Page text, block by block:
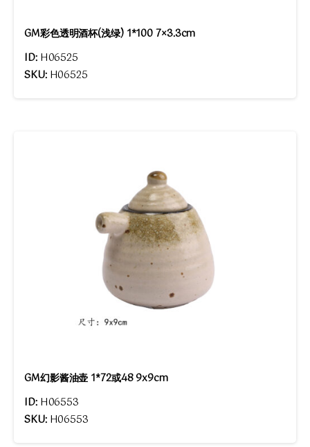
GM彩色透明酒杯(浅绿) 1*100 7×3.3cm
ID: H06525
SKU: H06525
GM幻影酱油壶 1*72或48 9x9cm
ID: H06553
SKU: H06553